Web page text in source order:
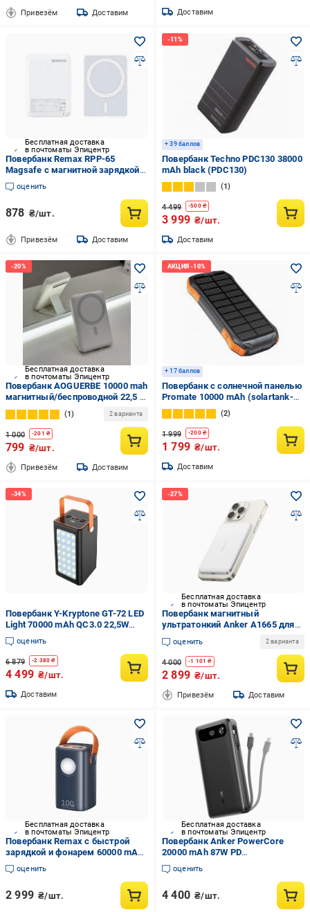
Привезём Доставим Доставим
Бесплатная доставка
в почтоматы Эпицентр
Повербанк Remax RPP-65
Magsafe с магнитной зарядкой
15W 10000 мАч Белый
оценить
878 ₴/шт.
Привезём Доставим
+ 39 баллов
Повербанк Techno PDC130 38000
mAh black (PDC130)
1
4 499 -500₴
3 999 ₴/шт.
Доставим
Бесплатная доставка
в почтоматы Эпицентр
Повербанк AOGUERBE 10000 mah
магнитный/беспроводной 22,5 w
Белый
1 2 варианта
1 000 -201 ₴
799 ₴/шт.
Привезём Доставим
+ 17 баллов
Повербанк с солнечной панелью
Promate 10000 mAh (solartank-
10pdqi.black)
2
1 999 -200₴
1 799 ₴/шт.
Доставим
Повербанк Y-Kryptone GT-72 LED
Light 70000 mAh QC3.0 22,5W
66W Super Fast Charge Black (YK-
GT72L-B)
оценить
6 879 -2 380 ₴
4 499 ₴/шт.
Доставим
Бесплатная доставка
в почтоматы Эпицентр
Повербанк магнитный
ультратонкий Anker A1665 для
iPhone с беспроводной зарядкой
5000 мАч 20 Вт Белый
(27376607)
оценить 2 варианта
4 000 -1 101 ₴
2 899 ₴/шт.
Привезём Доставим
Бесплатная доставка
в почтоматы Эпицентр
Повербанк Remax с быстрой
зарядкой и фонарем 60000 mAh
100 W Синий (RPP-100)
оценить
2 999 ₴/шт.
Бесплатная доставка
в почтоматы Эпицентр
Повербанк Anker PowerCore
20000 mAh 87W PD
Оборудование USB-C Cable
(A1383)
оценить
4 400 ₴/шт.